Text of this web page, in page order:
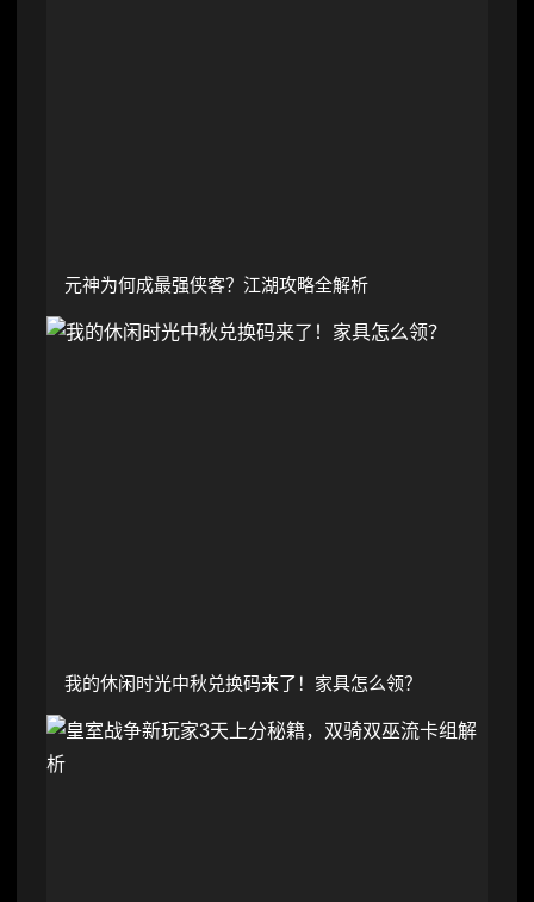
元神为何成最强侠客？江湖攻略全解析
我的休闲时光中秋兑换码来了！家具怎么领？